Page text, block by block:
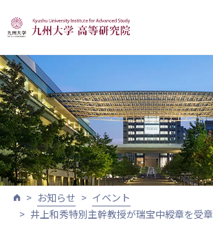
お知らせ
イベント
井上和秀特別主幹教授が瑞宝中綬章を受章